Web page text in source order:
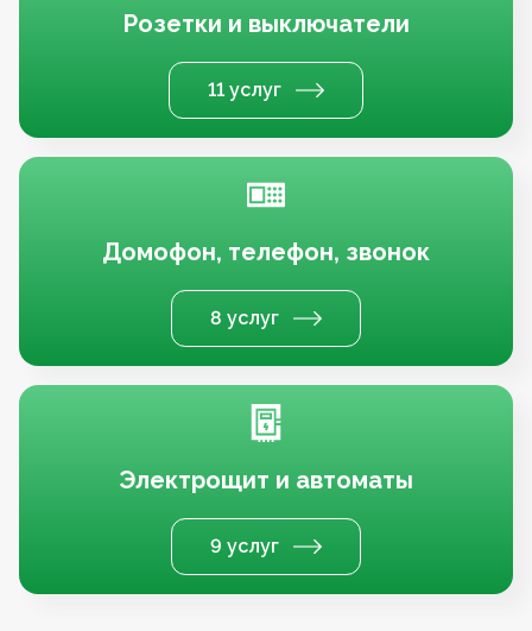
Розетки и выключатели
11 услуг
Домофон, телефон, звонок
8 услуг
Электрощит и автоматы
9 услуг